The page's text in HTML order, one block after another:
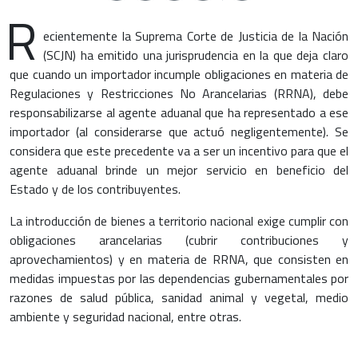
R ecientemente la Suprema Corte de Justicia de la Nación
(SCJN) ha emitido una jurisprudencia en la que deja claro
que cuando un importador incumple obligaciones en materia de
Regulaciones y Restricciones No Arancelarias (RRNA), debe
responsabilizarse al agente aduanal que ha representado a ese
importador (al considerarse que actuó negligentemente). Se
considera que este precedente va a ser un incentivo para que el
agente aduanal brinde un mejor servicio en beneficio del
Estado y de los contribuyentes.
La introducción de bienes a territorio nacional exige cumplir con
obligaciones arancelarias (cubrir contribuciones y
aprovechamientos) y en materia de RRNA, que consisten en
medidas impuestas por las dependencias gubernamentales por
razones de salud pública, sanidad animal y vegetal, medio
ambiente y seguridad nacional, entre otras.